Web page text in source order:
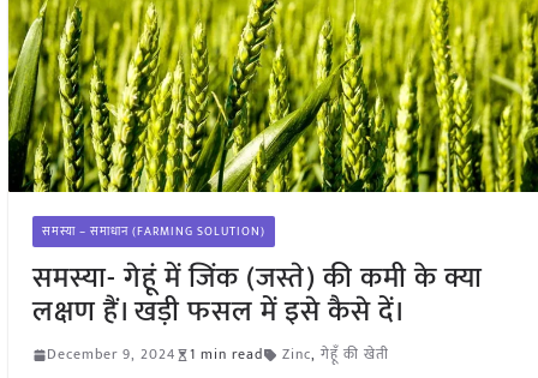
समस्या – समाधान (FARMING SOLUTION)
समस्या- गेहूं में जिंक (जस्ते) की कमी के क्या
लक्षण हैं। खड़ी फसल में इसे कैसे दें।
December 9, 2024 1 min read Zinc, गेहूँ की खेती